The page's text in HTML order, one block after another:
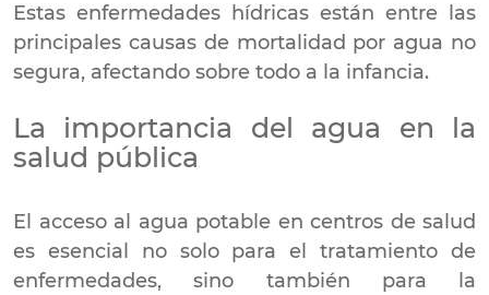
Estas enfermedades hídricas están entre las
principales causas de mortalidad por agua no
segura, afectando sobre todo a la infancia.
La importancia del agua en la
salud pública
El acceso al agua potable en centros de salud
es esencial no solo para el tratamiento de
enfermedades, sino también para la